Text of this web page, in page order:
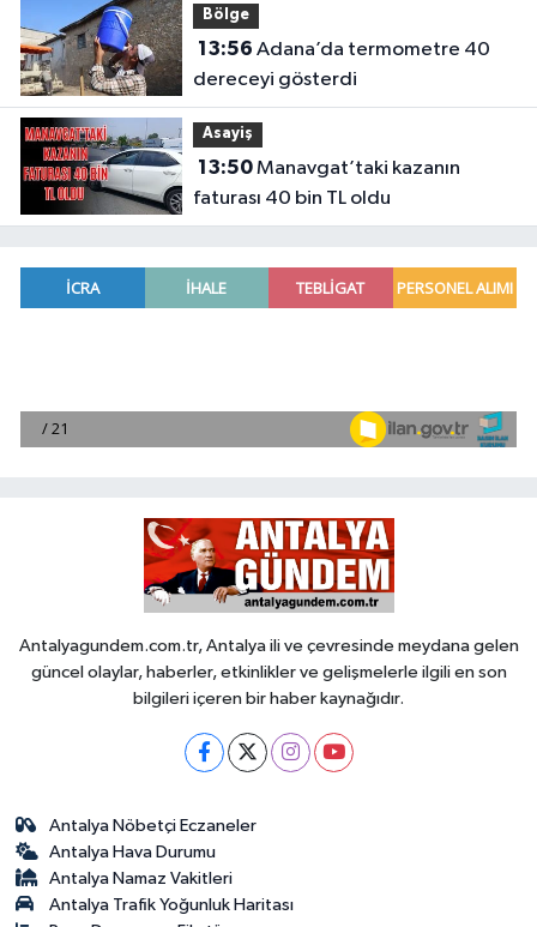
Bölge
13:56
dereceyi gösterdi
Asayiş
13:50Manavgat’taki kazanın
faturası 40 bin TL oldu
Antalyagundem.com.tr, Antalya ili ve çevresinde meydana gelen
güncel olaylar, haberler, etkinlikler ve gelişmelerle ilgili en son
bilgileri içeren bir haber kaynağıdır.
Antalya Nöbetçi Eczaneler
Antalya Hava Durumu
Antalya Namaz Vakitleri
Antalya Trafik Yoğunluk Haritası